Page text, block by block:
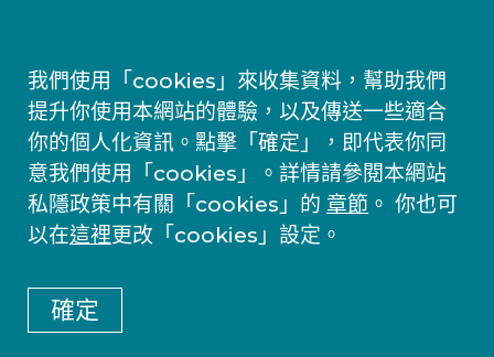
我們使用「cookies」來收集資料，幫助我們
提升你使用本網站的體驗，以及傳送一些適合
你的個人化資訊。點擊「確定」，即代表你同
意我們使用「cookies」。詳情請參閱本網站
私隱政策中有關「cookies」的 章節 。 你也可
以在這裡更改「cookies」設定。
確定